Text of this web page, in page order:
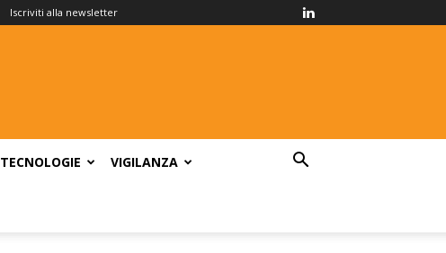
Iscriviti alla newsletter
TECNOLOGIE VIGILANZA